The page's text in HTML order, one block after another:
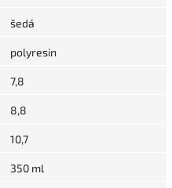
šedá
polyresin
7,8
8,8
10,7
350 ml